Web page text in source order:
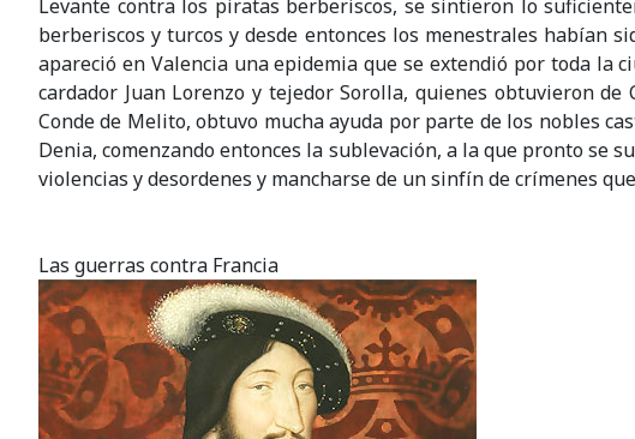
Levante contra los piratas berberiscos, se sintieron lo
berberiscos y turcos y desde entonces los menestrales habían
apareció en Valencia una epidemia que se extendió por toda la
cardador Juan Lorenzo y tejedor Sorolla, quienes obtuvieron
Conde de Melito, obtuvo mucha ayuda por parte de los nobles
Denia, comenzando entonces la sublevación, a la que pronto se
violencias y desordenes y mancharse de un sinfín de crímenes
Las guerras contra Francia